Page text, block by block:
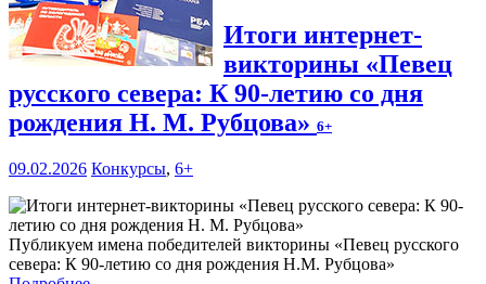
Итоги интернет-
викторины «Певец
русского севера: К 90-летию со дня
рождения Н. М. Рубцова» 6+
09.02.2026 Конкурсы, 6+
Публикуем имена победителей викторины «Певец русского
севера: К 90-летию со дня рождения Н.М. Рубцова»